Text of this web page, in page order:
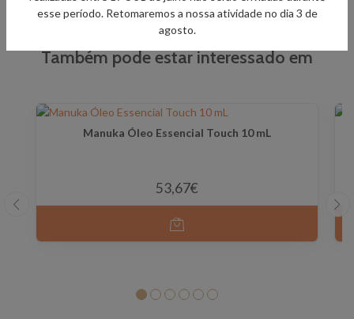
Também pode estar interessado em
Manuka Óleo Essencial Touch 10 mL
53,67€
esse período. Retomaremos a nossa atividade no dia 3 de
agosto.